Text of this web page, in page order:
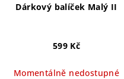
Dárkový balíček Malý II
599 Kč
Momentálně nedostupné